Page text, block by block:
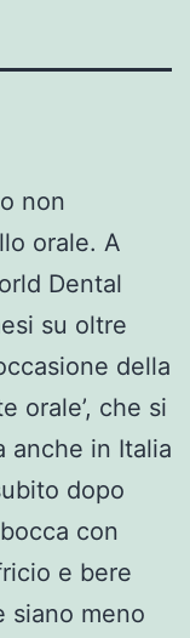
non
orale. A
Dental
su oltre
della
orale’, che si
anche in Italia
dopo
con
e bere
siano meno